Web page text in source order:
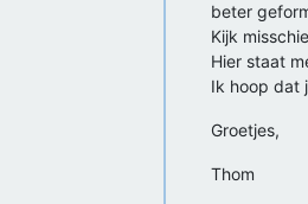
beter
Kijk
Hier staat
Ik hoop dat
Groetjes,
Thom